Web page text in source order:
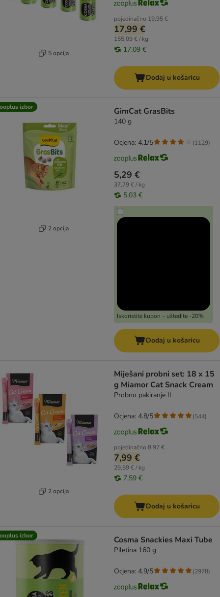
5 opcija
pojedinačno 19,95 €
17,99 €
155,09 € / kg
17,09 €
Dodaj u košaricu
izbor
2 opcija
GimCat GrasBits
140 g
5,29 €
37,79 € / kg
5,03 €
Iskoristite kupon – uštedite -20%
Ocjena: 4.1/5 (1129)
Dodaj u košaricu
2 opcija
Miješani probni set: 18 x 15
g Miamor Cat Snack Cream
Probno pakiranje II
pojedinačno 8,97 €
7,99 €
29,59 € / kg
7,59 €
Ocjena: 4.8/5 (544)
Dodaj u košaricu
izbor Cosma Snackies Maxi Tube
Piletina 160 g
Ocjena: 4.9/5 (2978)